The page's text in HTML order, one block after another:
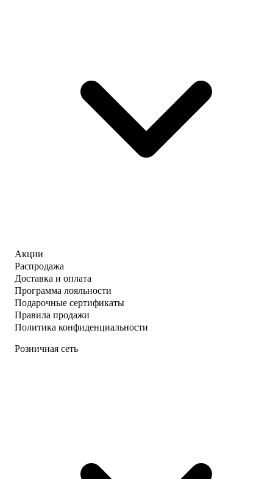
Акции
Распродажа
Доставка и оплата
Программа лояльности
Подарочные сертификаты
Правила продажи
Политика конфиденциальности
Розничная сеть